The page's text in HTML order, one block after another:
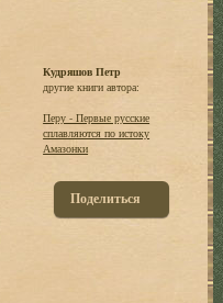
Кудряшов Петр
другие книги автора:
Перу - Первые русские
сплавляются по истоку
Амазонки
Поделиться